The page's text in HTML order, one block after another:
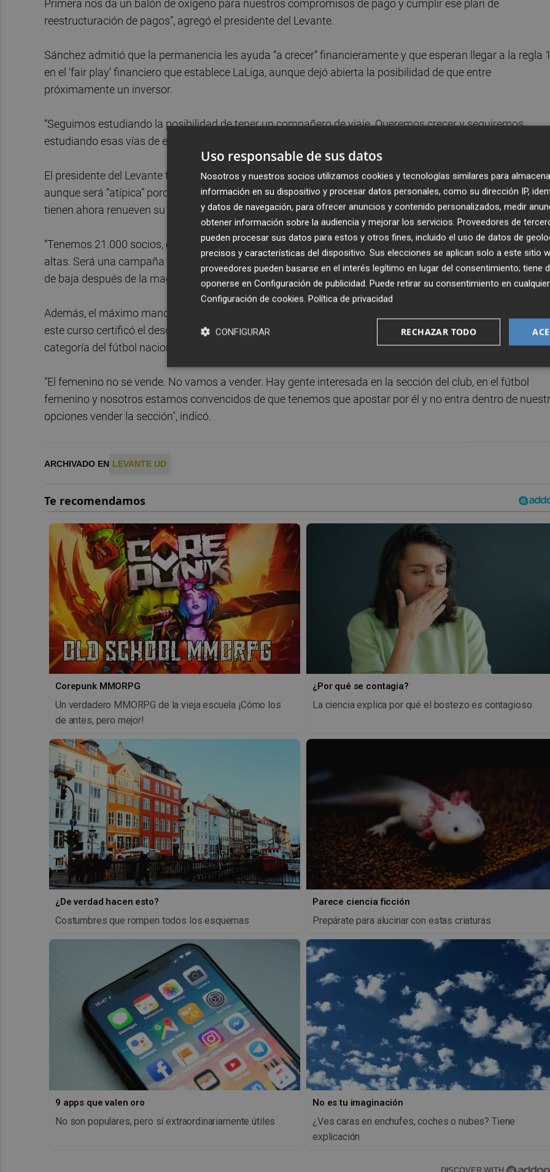
Primera nos da un balón de oxígeno para nuestros compromisos de pago y cumplir ese plan de
reestructuración de pagos”, agregó el presidente del Levante.
Sánchez admitió que la permanencia les ayuda “a crecer” financieramente y que esperan llegar a la regla
en el 'fair play' financiero que establece LaLiga, aunque dejó abierta la posibilidad de que entre
próximamente un inversor.
“Seguimos estudiando la posibilidad de tener un compañero de viaje. Queremos crecer y seguiremos
estudiando esas vías de encontrar es compañero que sea ideal para el club”, puntualizó.
El presidente del Levante también adelantó que el próximo 4 de junio lanzarán la campaña de abonos,
aunque será “atípica” porque no podrán ofrecer altas nuevas en el caso de que los 21.000 abonados que
tienen ahora renueven su pase.
“Tenemos 21.000 socios, es la primera vez que conseguimos esta cifra. Este año no podemos abrir
altas. Será una campaña basada en la fidelización y estoy seguro de que no habrá ninguno que quiera
de baja después de la magnífica temporada que hemos pasado”, aseguró.
Además, el máximo mandatario del club valenciano adelantó que no van a vender la sección femenina,
este curso certificó el descenso de Primera División, y aseguró que trabajan ya para volver a la máxima
categoría del fútbol nacional.
“El femenino no se vende. No vamos a vender. Hay gente interesada en la sección del club, en el fútbol
femenino y nosotros estamos convencidos de que tenemos que apostar por él y no entra dentro de
opciones vender la sección", indicó.
ARCHIVADO EN LEVANTE UD
Corepunk MMORPG
Un verdadero MMORPG de la vieja escuela ¡Cómo los
de antes, pero mejor!
¿Por qué se contagia?
La ciencia explica por qué el bostezo es contagioso
¿De verdad hacen esto?
Costumbres que rompen todos los esquemas
Parece ciencia ficción
Prepárate para alucinar con estas criaturas
9 apps que valen oro
No son populares, pero sí extraordinariamente útiles
No es tu imaginación
¿Ves caras en enchufes, coches o nubes? Tiene
explicación
Uso responsable de sus datos
Nosotros y nuestros socios utilizamos cookies y tecnologías similares para
información en su dispositivo y procesar datos personales, como su dirección IP,
y datos de navegación, para ofrecer anuncios y contenido personalizados, medir
obtener información sobre la audiencia y mejorar los servicios. Proveedores de
pueden procesar sus datos para estos y otros fines, incluido el uso de datos de
precisos y características del dispositivo. Sus elecciones se aplican solo a este sitio
proveedores pueden basarse en el interés legítimo en lugar del consentimiento; tiene
oponerse en Configuración de publicidad. Puede retirar su consentimiento en
Configuración de cookies. Política de privacidad
RECHAZAR TODO
CONFIGURAR